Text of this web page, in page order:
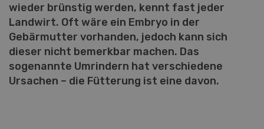
wieder brünstig werden, kennt fast jeder
Landwirt. Oft wäre ein Embryo in der
Gebärmutter vorhanden, jedoch kann sich
dieser nicht bemerkbar machen. Das
sogenannte Umrindern hat verschiedene
Ursachen – die Fütterung ist eine davon.